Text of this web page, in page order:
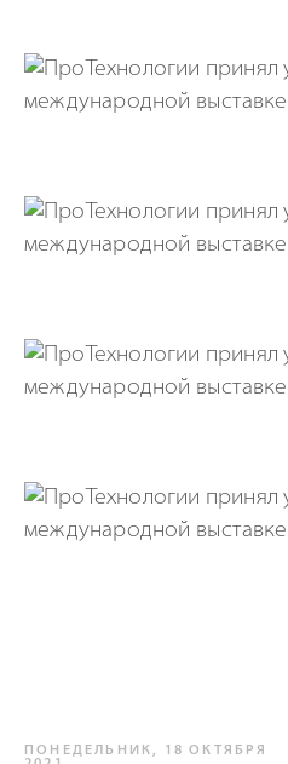
ПОНЕДЕЛЬНИК, 18 ОКТЯБРЯ